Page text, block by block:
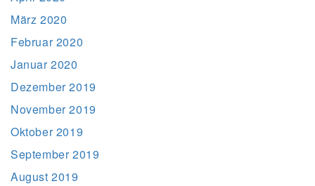
März 2020
Februar 2020
Januar 2020
Dezember 2019
November 2019
Oktober 2019
September 2019
August 2019